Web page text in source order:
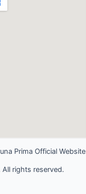
Prima Official Website
rights reserved.